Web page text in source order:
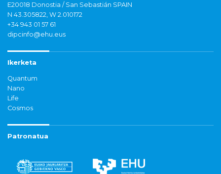
E20018 Donostia / San Sebastián SPAIN
N 43.305822, W 2.010172
+34 943 01 57 61
dipcinfo@ehu.eus
Ikerketa
Quantum
Nano
Life
Cosmos
Patronatua